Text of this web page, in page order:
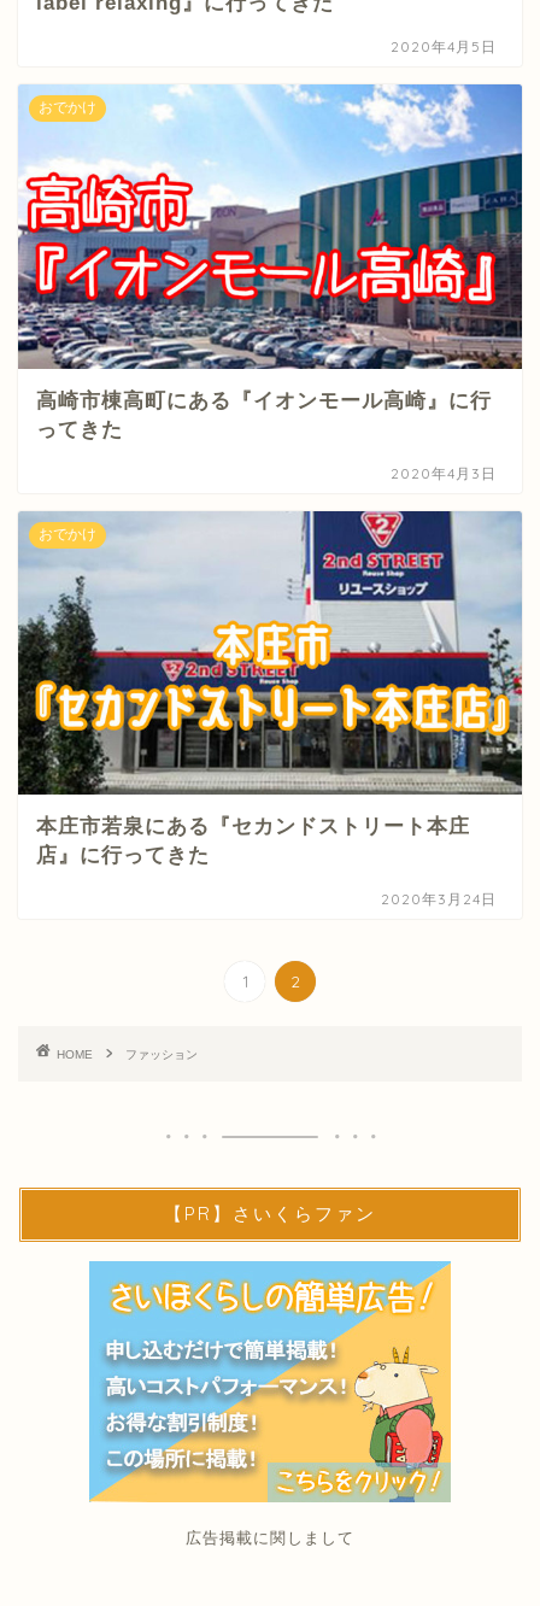
2020年4月5日
おでかけ
高崎市棟高町にある『イオンモール高崎』に行
ってきた
2020年4月3日
おでかけ
本庄市若泉にある『セカンドストリート本庄
店』に行ってきた
2020年3月24日
1 2
HOME ファッション
【PR】さいくらファン
広告掲載に関しまして